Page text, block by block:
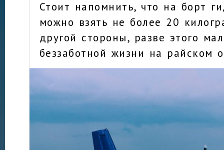
Стоит напомнить, что на борт
можно взять не более 20
другой стороны, разве этого
беззаботной жизни на райском